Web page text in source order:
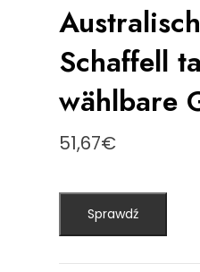
Schaffell
wählbare
51,67€
Sprawdź